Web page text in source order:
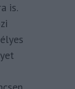
is.